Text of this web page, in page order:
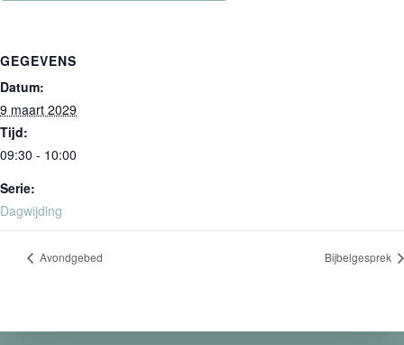
GEGEVENS
Datum:
9 maart 2029
Tijd:
09:30 - 10:00
Serie:
Dagwijding
Avondgebed Bijbelgesprek